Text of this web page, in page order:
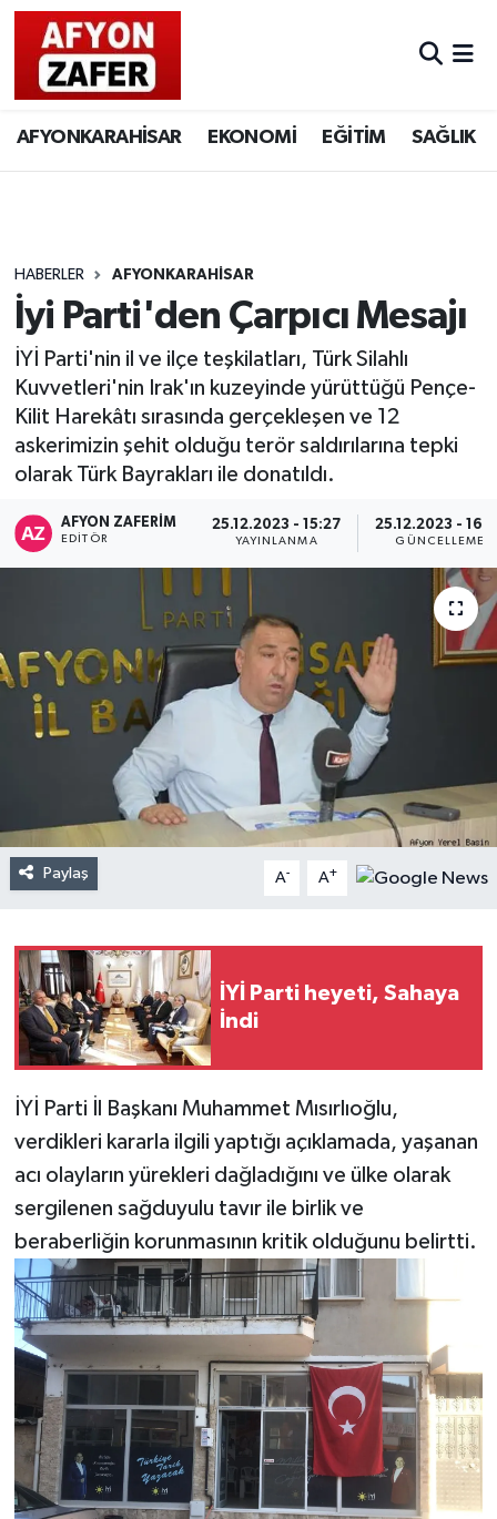
AFYONKARAHİSAR EKONOMİ EĞİTİM SAĞLIK
HABERLER AFYONKARAHİSAR
İyi Parti'den Çarpıcı Mesajı
İYİ Parti'nin il ve ilçe teşkilatları, Türk Silahlı
Kuvvetleri'nin Irak'ın kuzeyinde yürüttüğü Pençe-
Kilit Harekâtı sırasında gerçekleşen ve 12
askerimizin şehit olduğu terör saldırılarına tepki
olarak Türk Bayrakları ile donatıldı.
AFYON ZAFERİM
EDITÖR
25.12.2023 - 15:27
YAYINLANMA
25.12.2023 -
GÜNCELLEME
Paylaş A- A+
İYİ Parti heyeti, Sahaya
İndi
İYİ Parti İl Başkanı Muhammet Mısırlıoğlu,
verdikleri kararla ilgili yaptığı açıklamada, yaşanan
acı olayların yürekleri dağladığını ve ülke olarak
sergilenen sağduyulu tavır ile birlik ve
beraberliğin korunmasının kritik olduğunu belirtti.